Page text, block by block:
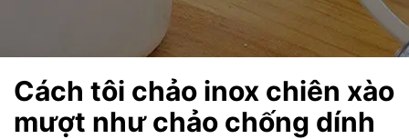
Cách tôi chảo inox chiên xào
mượt như chảo chống dính